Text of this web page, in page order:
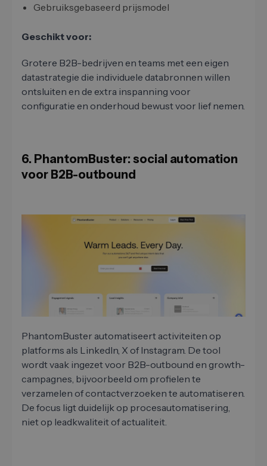
Gebruiksgebaseerd prijsmodel
Geschikt voor:
Grotere B2B-bedrijven en teams met een eigen
datastrategie die individuele databronnen willen
ontsluiten en de extra inspanning voor
configuratie en onderhoud bewust voor lief nemen.
6. PhantomBuster: social automation
voor B2B-outbound
PhantomBuster automatiseert activiteiten op
platforms als LinkedIn, X of Instagram. De tool
wordt vaak ingezet voor B2B-outbound en growth-
campagnes, bijvoorbeeld om profielen te
verzamelen of contactverzoeken te automatiseren.
De focus ligt duidelijk op procesautomatisering,
niet op leadkwaliteit of actualiteit.